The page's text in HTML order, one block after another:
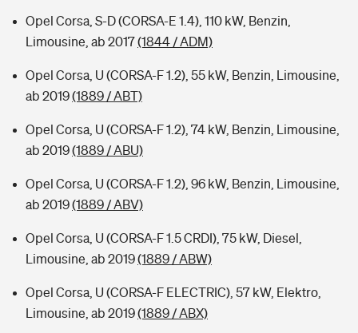
Opel Corsa, S-D (CORSA-E 1.4), 110 kW, Benzin,
Limousine, ab 2017(1844 / ADM)
Opel Corsa, U (CORSA-F 1.2), 55 kW, Benzin, Limousine,
ab 2019(1889 / ABT)
Opel Corsa, U (CORSA-F 1.2), 74 kW, Benzin, Limousine,
ab 2019(1889 / ABU)
Opel Corsa, U (CORSA-F 1.2), 96 kW, Benzin, Limousine,
ab 2019(1889 / ABV)
Opel Corsa, U (CORSA-F 1.5 CRDI), 75 kW, Diesel,
Limousine, ab 2019(1889 / ABW)
Opel Corsa, U (CORSA-F ELECTRIC), 57 kW, Elektro,
Limousine, ab 2019(1889 / ABX)